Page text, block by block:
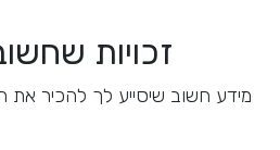
זכויות
מידע חשוב שיסייע לך להכיר את